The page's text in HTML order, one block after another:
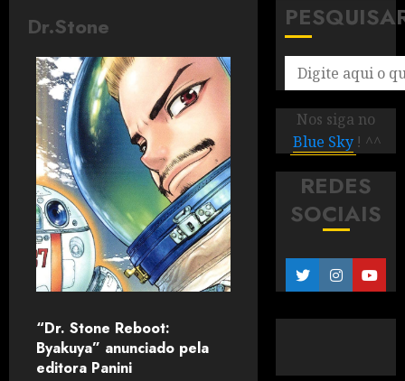
Dr.Stone
“Dr. Stone Reboot:
Byakuya” anunciado pela
editora Panini
Nos siga no
Blue Sky ! ^^
REDES
SOCIAIS